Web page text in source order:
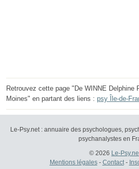
Retrouvez cette page "De WINNE Delphine
Moines" en partant des liens : psy Île-de-
Le-Psy.net : annuaire des psychologues,
psychanalystes en
© 2026 Le-
Mentions légales- Contact-